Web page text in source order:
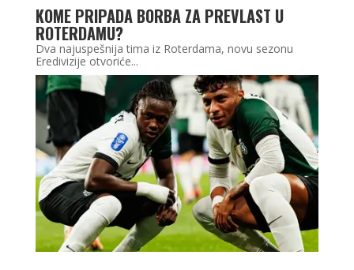
KOME PRIPADA BORBA ZA PREVLAST U
ROTERDAMU?
Dva najuspešnija tima iz Roterdama, novu sezonu
Eredivizije otvoriće...